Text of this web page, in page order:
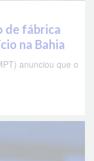
de fábrica
na Bahia
anunciou que o